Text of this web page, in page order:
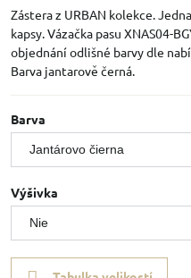
Zástera z URBAN kolekce.
kapsy. Vázačka pasu XNAS04-
objednání odlišné barvy dle
Barva jantarově černá.
Barva
Výšivka